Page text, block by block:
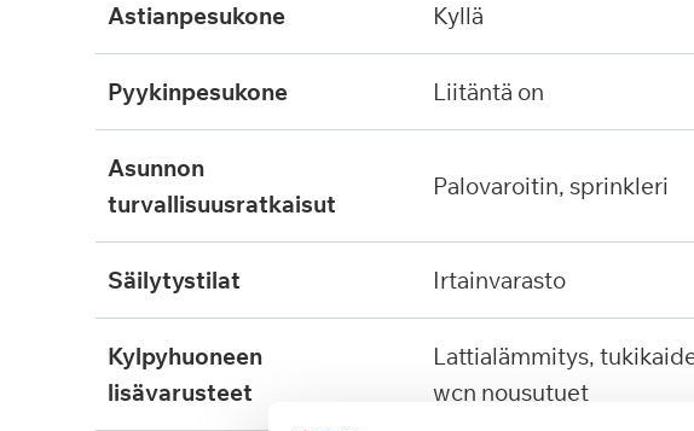
astianpesukone kyllä
pyykinpesukone liitäntä on
asunnon
turvallisuusratkaisut
palovaroitin, sprinkleri
säilytystilat irtainvarasto
kylpyhuoneen
lisävarusteet
lattialämmitys, tukikaide,
wcn nousutuet